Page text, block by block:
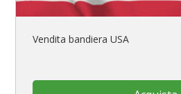
Vendita bandiera USA